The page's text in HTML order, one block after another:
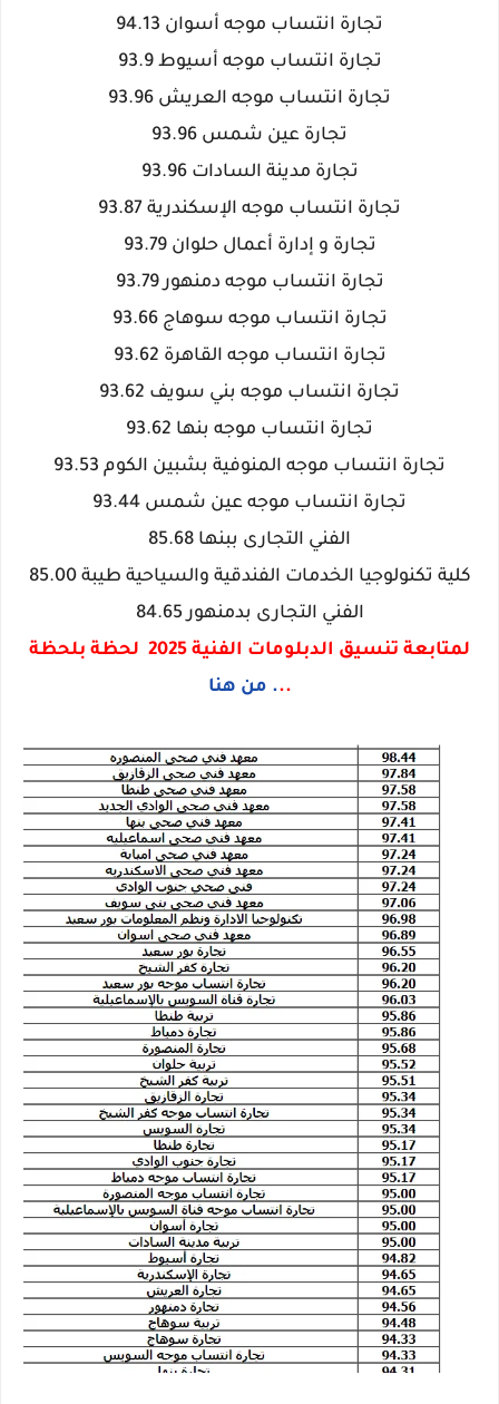
تجارة انتساب موجه أسوان 94.13
تجارة انتساب موجه أسيوط 93.9
تجارة انتساب موجه العريش 93.96
تجارة عين شمس 93.96
تجارة مدينة السادات 93.96
تجارة انتساب موجه الإسكندرية 93.87
تجارة و إدارة أعمال حلوان 93.79
تجارة انتساب موجه دمنهور 93.79
تجارة انتساب موجه سوهاج 93.66
تجارة انتساب موجه القاهرة 93.62
تجارة انتساب موجه بني سويف 93.62
تجارة انتساب موجه بنها 93.62
تجارة انتساب موجه المنوفية بشبين الكوم 93.53
تجارة انتساب موجه عين شمس 93.44
الفني التجارى ببنها 85.68
كلية تكنولوجيا الخدمات الفندقية والسياحية طيبة 85.00
الفني التجارى بدمنهور 84.65
لمتابعة تنسيق الدبلومات الفنية 2025 لحظة بلحظة
... من هنا